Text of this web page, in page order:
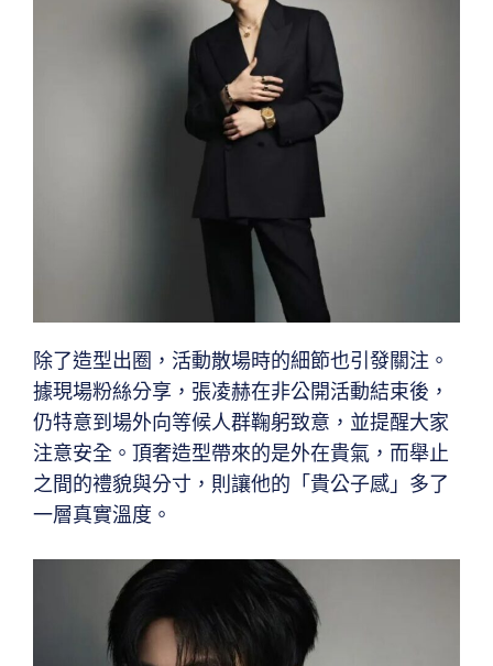
除了造型出圈，活動散場時的細節也引發關注。
據現場粉絲分享，張凌赫在非公開活動結束後，
仍特意到場外向等候人群鞠躬致意，並提醒大家
注意安全。頂奢造型帶來的是外在貴氣，而舉止
之間的禮貌與分寸，則讓他的「貴公子感」多了
一層真實溫度。